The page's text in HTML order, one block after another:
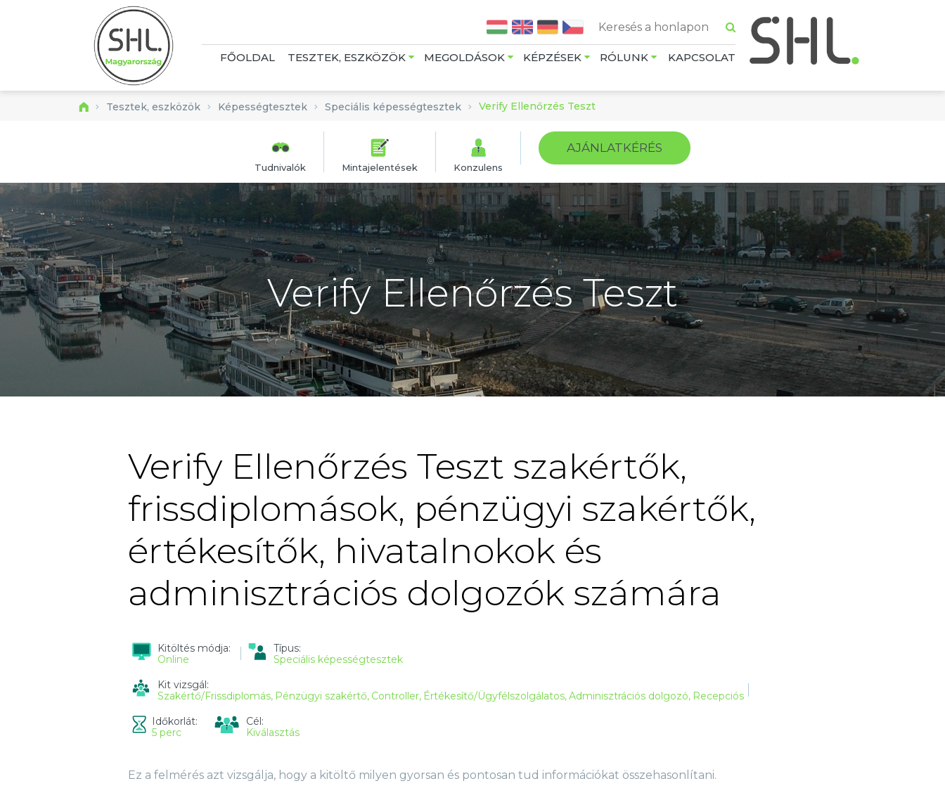
FŐOLDAL TESZTEK, ESZKÖZÖK MEGOLDÁSOK KÉPZÉSEK RÓLUNK KAPCSOLAT
Tesztek, eszközök Képességtesztek Speciális képességtesztek Verify Ellenőrzés Teszt
Tudnivalók Mintajelentések Konzulens
AJÁNLATKÉRÉS
Címkék:
Alkalmasságvizsgáló eszközök
fejléc
Verify Ellenőrzés Teszt
Verify Ellenőrzés Teszt szakértők,
frissdiplomások, pénzügyi szakértők,
értékesítők, hivatalnokok és
adminisztrációs dolgozók számára
Kitöltés módja:
Online
Típus:
Speciális képességtesztek
Kit vizsgál:
Szakértő/Frissdiplomás Pénzügyi szakértő Controller Értékesítő/Ügyfélszolgálatos Adminisztrációs dolgozó Recepciós
Időkorlát:
5 perc
Cél:
Kiválasztás
Ez a felmérés azt vizsgálja, hogy a kitöltő milyen gyorsan és pontosan tud információkat összehasonlítani.